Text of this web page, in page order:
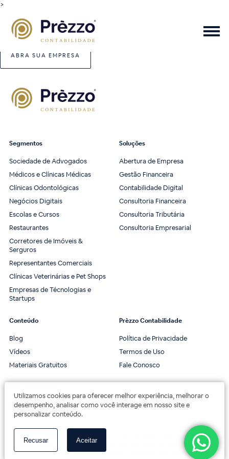
>
Utilizamos cookies para oferecer melhor experiência, melhorar o
desempenho, analisar como você interage em nosso site e
personalizar conteúdo.
Recusar Aceitar
ABRA SUA EMPRESA
Segmentos
Sociedade de Advogados
Médicos e Clínicas Médicas
Clínicas Odontológicas
Negócios Digitais
Escolas e Cursos
Restaurantes
Corretores de Imóveis &
Serguros
Representantes Comerciais
Clínicas Veterinárias e Pet Shops
Empresas de Técnologias e
Startups
Soluções
Abertura de Empresa
Gestão Financeira
Contabilidade Digital
Consultoria Financeira
Consultoria Tributária
Consultoria Empresarial
Conteúdo
Blog
Vídeos
Materiais Gratuitos
Prèzzo Contabilidade
Política de Privacidade
Termos de Uso
Fale Conosco
© 2020 Prèzzo Contabilidade. Todos os direitos reservados.
Av. das Américas, 3443, 2º andar, Bloco 3B, Sala 202. Barra da Tijuca, Rio de Janeiro.
Av. das Américas, 18000 - Centro Empresarial One Offices.